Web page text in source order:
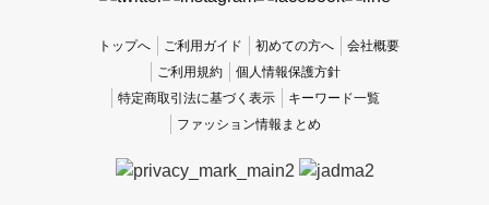
トップへ ご利用ガイド 初めての方へ
会社概要
ご利用規約
個人情報保護方針
特定商取引法に基づく表示
キーワード一覧
ファッション情報まとめ